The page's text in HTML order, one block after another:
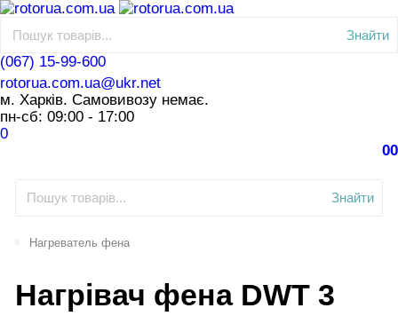
Знайти
(067) 15-99-600
rotorua.com.ua@ukr.net
м. Харків. Самовивозу немає.
пн-сб: 09:00 - 17:00
0
00
Знайти
Нагреватель фена
Нагрівач фена DWT 3